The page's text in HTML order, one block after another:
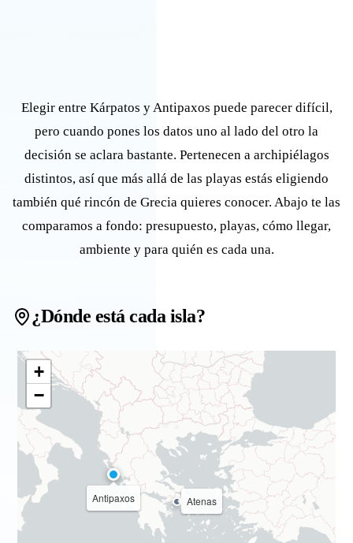
Elegir entre Kárpatos y Antipaxos puede parecer difícil,
pero cuando pones los datos uno al lado del otro la
decisión se aclara bastante. Pertenecen a archipiélagos
distintos, así que más allá de las playas estás eligiendo
también qué rincón de Grecia quieres conocer. Abajo te las
comparamos a fondo: presupuesto, playas, cómo llegar,
ambiente y para quién es cada una.
¿Dónde está cada isla?
Antipaxos Atenas
+
−